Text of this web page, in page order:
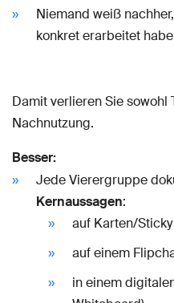
Niemand weiß
konkret erarbeitet
Damit verlieren Sie sowohl
Nachnutzung.
Besser:
Jede Vierergruppe
Kernaussagen:
auf Karten/
auf einem
in einem